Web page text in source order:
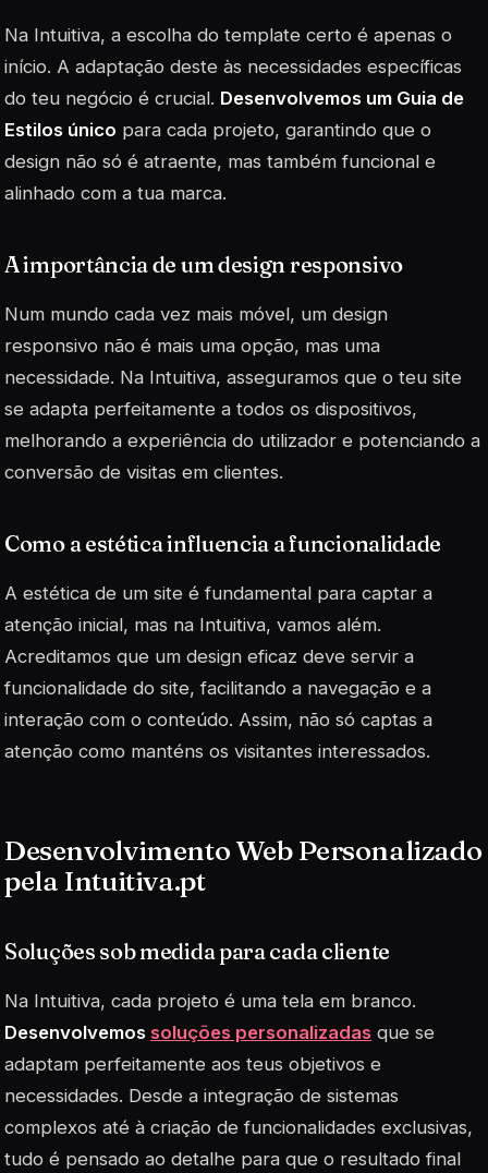
Na Intuitiva, a escolha do template certo é apenas o
início. A adaptação deste às necessidades específicas
do teu negócio é crucial. Desenvolvemos um Guia de
Estilos único para cada projeto, garantindo que o
design não só é atraente, mas também funcional e
alinhado com a tua marca.
A importância de um design responsivo
Num mundo cada vez mais móvel, um design
responsivo não é mais uma opção, mas uma
necessidade. Na Intuitiva, asseguramos que o teu site
se adapta perfeitamente a todos os dispositivos,
melhorando a experiência do utilizador e potenciando a
conversão de visitas em clientes.
Como a estética influencia a funcionalidade
A estética de um site é fundamental para captar a
atenção inicial, mas na Intuitiva, vamos além.
Acreditamos que um design eficaz deve servir a
funcionalidade do site, facilitando a navegação e a
interação com o conteúdo. Assim, não só captas a
atenção como manténs os visitantes interessados.
Desenvolvimento Web Personalizado
pela Intuitiva.pt
Soluções sob medida para cada cliente
Na Intuitiva, cada projeto é uma tela em branco.
Desenvolvemos soluções personalizadas que se
adaptam perfeitamente aos teus objetivos e
necessidades. Desde a integração de sistemas
complexos até à criação de funcionalidades exclusivas,
tudo é pensado ao detalhe para que o resultado final